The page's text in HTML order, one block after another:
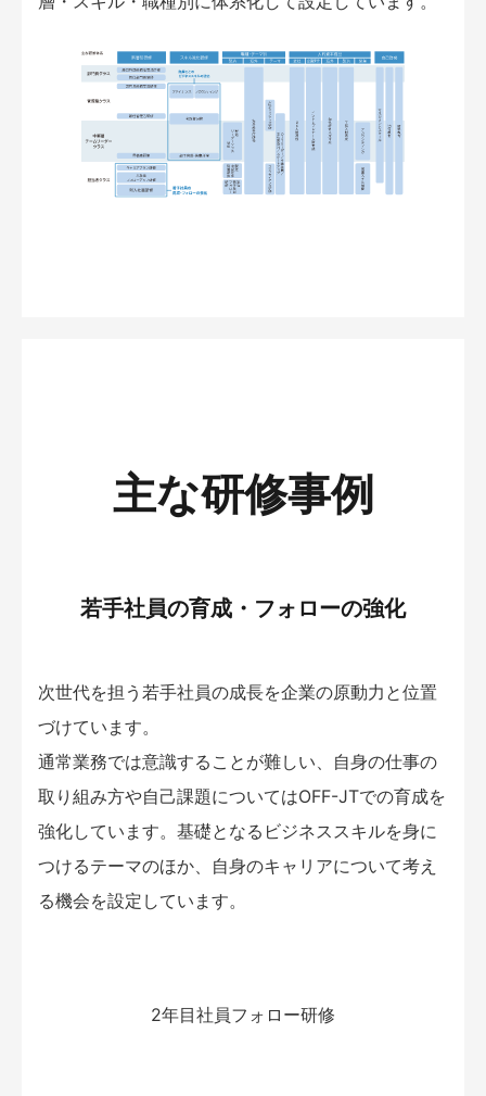
主な研修事例
若手社員の育成・フォローの強化
次世代を担う若手社員の成長を企業の原動力と位置
づけています。
通常業務では意識することが難しい、自身の仕事の
取り組み方や自己課題についてはOFF-JTでの育成を
強化しています。基礎となるビジネススキルを身に
つけるテーマのほか、自身のキャリアについて考え
る機会を設定しています。
2年目社員フォロー研修